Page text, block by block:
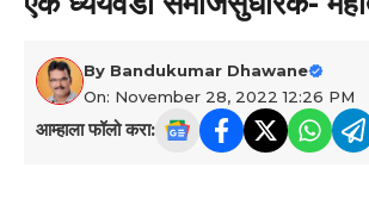
By Bandukumar Dhawane
On: November 28, 2022 12:26 PM
आम्हाला फॉलो करा: